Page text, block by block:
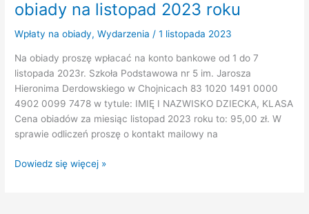
obiady na listopad 2023 roku
Wpłaty na obiady,Wydarzenia /1 listopada 2023
Na obiady proszę wpłacać na konto bankowe od 1 do 7
listopada 2023r. Szkoła Podstawowa nr 5 im. Jarosza
Hieronima Derdowskiego w Chojnicach 83 1020 1491 0000
4902 0099 7478 w tytule: IMIĘ I NAZWISKO DZIECKA, KLASA
Cena obiadów za miesiąc listopad 2023 roku to: 95,00 zł. W
sprawie odliczeń proszę o kontakt mailowy na
Komunikat
Dowiedz się więcej »